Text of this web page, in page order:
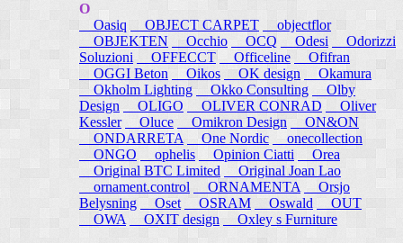
O
Oasiq
OBJECT CARPET
objectflor
OBJEKTEN
Occhio OCQ Odesi
Odorizzi
Soluzioni
OFFECCT Officeline
Ofifran
OGGI Beton
Oikos OK design
Okamura
Okholm Lighting
Okko Consulting
Olby
Design
OLIGO OLIVER CONRAD
Oliver
Kessler
Oluce Omikron Design
ON&ON
ONDARRETA
One Nordic
onecollection
ONGO
ophelis Opinion Ciatti
Orea
Original BTC Limited
Original Joan Lao
ornament.control
ORNAMENTA
Orsjo
Belysning
Oset OSRAM Oswald
OUT
OWA
OXIT design Oxley s Furniture